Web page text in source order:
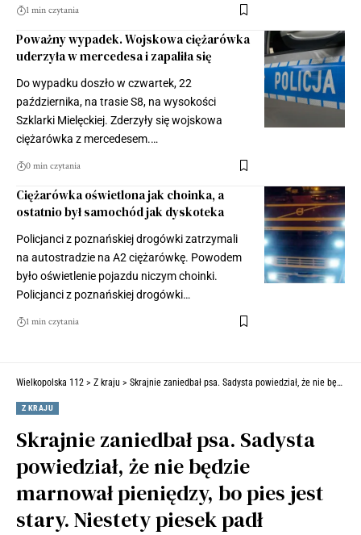
1 min czytania
Poważny wypadek. Wojskowa ciężarówka
uderzyła w mercedesa i zapaliła się
Do wypadku doszło w czwartek, 22
października, na trasie S8, na wysokości
Szklarki Mielęckiej. Zderzyły się wojskowa
ciężarówka z mercedesem.…
0 min czytania
Ciężarówka oświetlona jak choinka, a
ostatnio był samochód jak dyskoteka
Policjanci z poznańskiej drogówki zatrzymali
na autostradzie na A2 ciężarówkę. Powodem
było oświetlenie pojazdu niczym choinki.
Policjanci z poznańskiej drogówki…
1 min czytania
Wielkopolska 112 > Z kraju > Skrajnie zaniedbał psa. Sadysta powiedział, że nie będzie marnował pieniędzy, bo pies jest stary. Niestety piesek padł
Z KRAJU
Skrajnie zaniedbał psa. Sadysta
powiedział, że nie będzie
marnował pieniędzy, bo pies jest
stary. Niestety piesek padł